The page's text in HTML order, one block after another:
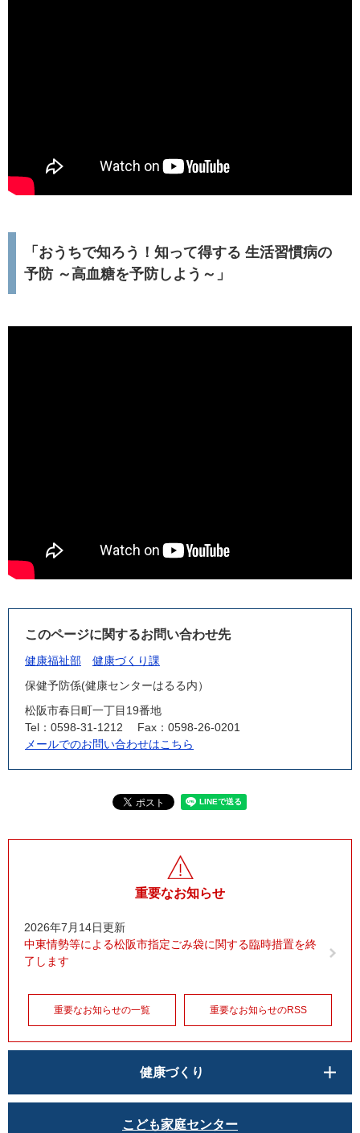
「おうちで知ろう！知って得する 生活習慣病の
予防 ～高血糖を予防しよう～」
このページに関するお問い合わせ先
健康福祉部
健康づくり課
保健予防係(健康センターはるる内）
松阪市春日町一丁目19番地
Tel：0598-31-1212
Fax：0598-26-0201
メールでのお問い合わせはこちら
重要なお知らせ
2026年7月14日更新
中東情勢等による松阪市指定ごみ袋に関する臨時措置を終
了します
重要なお知らせの一覧 重要なお知らせのRSS
健康づくり
こども家庭センター